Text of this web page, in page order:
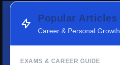
Popular Articles
Career & Personal Growth
EXAMS & CAREER GUIDE